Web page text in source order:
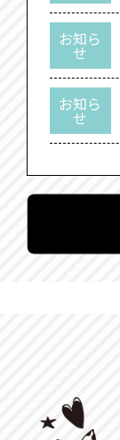
お知ら
せ
お知ら
せ